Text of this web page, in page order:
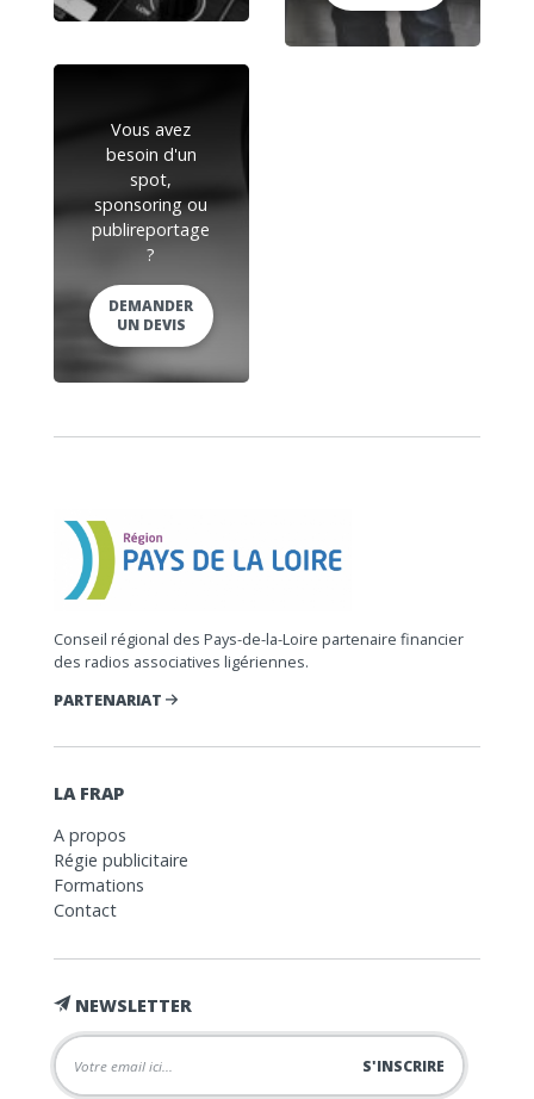
Vous avez
besoin d'un
spot,
sponsoring ou
publireportage
?
DEMANDER
UN DEVIS
Conseil régional des Pays-de-la-Loire partenaire financier
des radios associatives ligériennes.
PARTENARIAT
LA FRAP
A propos
Régie publicitaire
Formations
Contact
NEWSLETTER